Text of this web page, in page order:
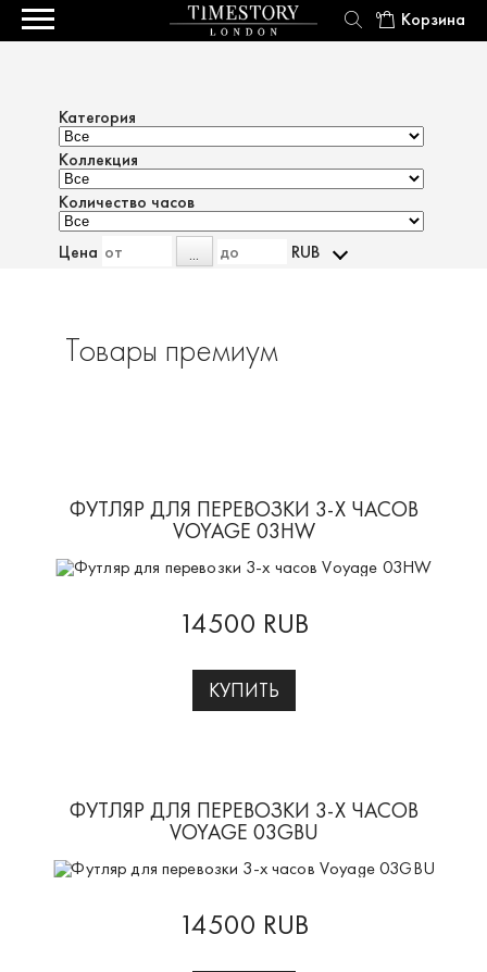
Категория
Коллекция
Количество часов
Цена ... RUB
Товары премиум
ФУТЛЯР ДЛЯ ПЕРЕВОЗКИ 3-Х ЧАСОВ
VOYAGE 03HW
14500 RUB
КУПИТЬ
ФУТЛЯР ДЛЯ ПЕРЕВОЗКИ 3-Х ЧАСОВ
VOYAGE 03GBU
14500 RUB
0 Корзина